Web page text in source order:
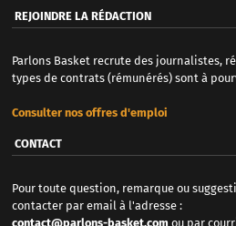
REJOINDRE LA RÉDACTION
Parlons Basket recrute des journalistes,
types de contrats (rémunérés) sont à
Consulter nos offres d'emploi
CONTACT
Pour toute question, remarque ou
contacter par email à l'adresse :
contact@parlons-basket.com ou par